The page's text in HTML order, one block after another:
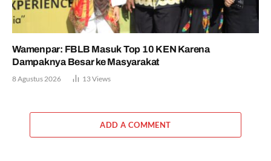
Wamenpar: FBLB Masuk Top 10 KEN Karena
Dampaknya Besar ke Masyarakat
8 Agustus 2026 13Views
ADD A COMMENT